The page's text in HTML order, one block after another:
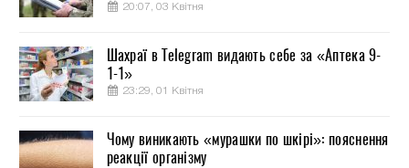
20:07, 03 Квітня
Шахраї в Telegram видають себе за «Аптека 9-
1-1»
23:29, 01 Квітня
Чому виникають «мурашки по шкірі»: пояснення
реакції організму